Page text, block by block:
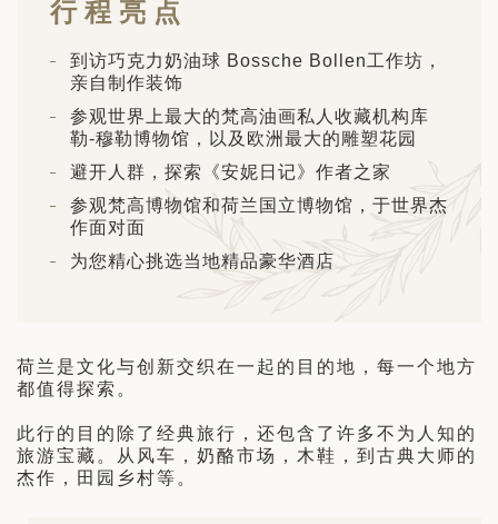
22 日 – 10 月 3 日）
的海之路：爱沙尼亚、拉脱维亚和
2026年10月5日至16日）
阿拉伯 · 奇迹王国 (2026 年 11
— 26 日)
之旅: 搭乘银海邮轮 “奋进号” 的
旅程（2026 年 12 月 4 日至 14
行程亮点
到访巧克力奶油球 Bossche Bollen工作坊，
亲自制作装饰
参观世界上最大的梵高油画私人收藏机构库
勒-穆勒博物馆，以及欧洲最大的雕塑花园
避开人群，探索《安妮日记》作者之家
参观梵高博物馆和荷兰国立博物馆，于世界杰
作面对面
为您精心挑选当地精品豪华酒店
荷兰是文化与创新交织在一起的目的地，每一个地方
都值得探索。
此行的目的除了经典旅行，还包含了许多不为人知的
旅游宝藏。从风车，奶酪市场，木鞋，到古典大师的
杰作，田园乡村等。